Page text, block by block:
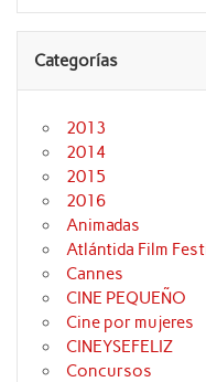
Categorías
2013
2014
2015
2016
Animadas
Atlántida Film
Cannes
CINE PEQUEÑO
Cine por mujeres
CINEYSEFELIZ
Concursos